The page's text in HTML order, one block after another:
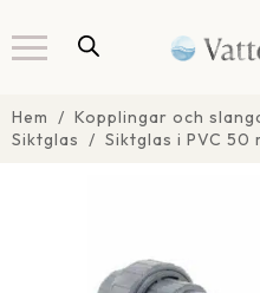
Hem Kopplingar och
Siktglas
Siktglas i PVC 50